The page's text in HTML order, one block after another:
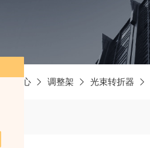
产品中心 调整架 光束转折器